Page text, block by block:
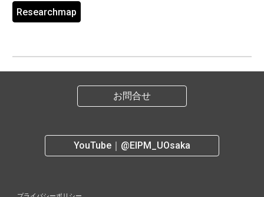
Researchmap
お問合せ
YouTube｜@EIPM_UOsaka